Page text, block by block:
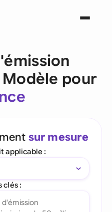
pour
sur mesure
applicable :
clés :